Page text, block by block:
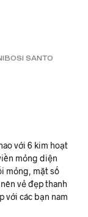
SANTO
với 6 kim hoạt
mỏng diện
mỏng, mặt số
vẻ đẹp thanh
với các bạn nam